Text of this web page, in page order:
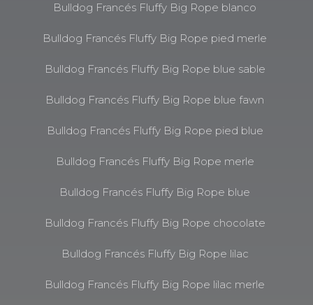
Bulldog Francés Fluffy Big Rope blanco
Bulldog Francés Fluffy Big Rope pied merle
Bulldog Francés Fluffy Big Rope blue sable
Bulldog Francés Fluffy Big Rope blue fawn
Bulldog Francés Fluffy Big Rope pied blue
Bulldog Francés Fluffy Big Rope merle
Bulldog Francés Fluffy Big Rope blue
Bulldog Francés Fluffy Big Rope chocolate
Bulldog Francés Fluffy Big Rope lilac
Bulldog Francés Fluffy Big Rope lilac merle